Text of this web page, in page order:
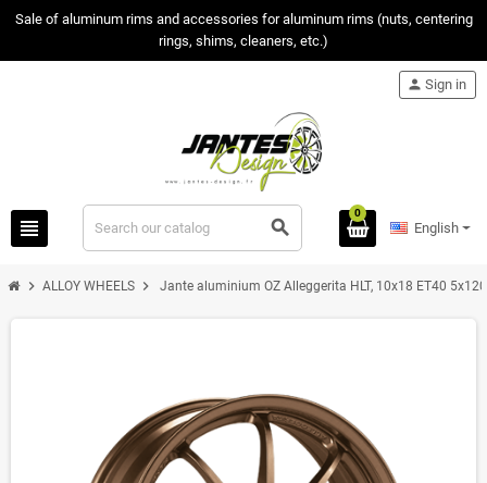
Sale of aluminum rims and accessories for aluminum rims (nuts, centering
rings, shims, cleaners, etc.)
view_headline search
person Sign in
0
English
chevron_right ALLOY WHEELS chevron_right Jante aluminium OZ Alleggerita HLT, 10x18 ET40